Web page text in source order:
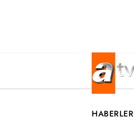
HABERLER